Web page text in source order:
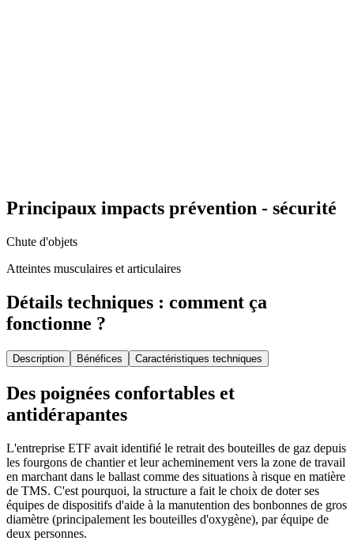
Principaux impacts prévention - sécurité
Chute d'objets
Atteintes musculaires et articulaires
Détails techniques : comment ça
fonctionne ?
Description Bénéfices Caractéristiques techniques
Des poignées confortables et
antidérapantes
L'entreprise ETF avait identifié le retrait des bouteilles de gaz depuis
les fourgons de chantier et leur acheminement vers la zone de travail
en marchant dans le ballast comme des situations à risque en matière
de TMS. C'est pourquoi, la structure a fait le choix de doter ses
équipes de dispositifs d'aide à la manutention des bonbonnes de gros
diamètre (principalement les bouteilles d'oxygène), par équipe de
deux personnes.